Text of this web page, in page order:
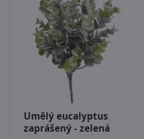
Umělý eucalyptus
zaprášený - zelená